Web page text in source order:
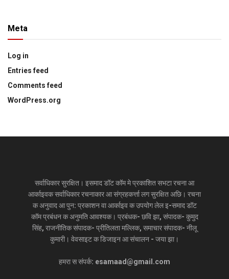
Meta
Log in
Entries feed
Comments feed
WordPress.org
सर्वाधिकार सुरक्षित। इसमाद डॉट कॉम मे प्रकाशित सभटा रचना आ
आर्काइवक सर्वाधिकार रचनाकार आ संग्रहकर्त्ता लग सुरक्षित अछि। रचना
क अनुवाद आ पुन: प्रकाशन वा आर्काइव क उपयोग लेल इ-समाद डॉट
कॉम प्रबंधन क अनुमति आवश्यक। प्रबंधक- छवि झा, संपादक- कुमुद
सिंह, राजनीतिक संपादक- प्रीतिलता मल्लिक, समाचार संपादक- नीलू
कुमारी। वेवसाइट क डिजाइन आ संचालन - जया झा।
हमरा स संपर्क: esamaad@gmail.com